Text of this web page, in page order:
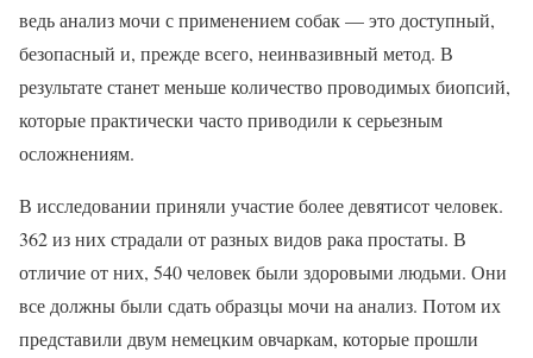
ведь анализ мочи с применением собак — это доступный,
безопасный и, прежде всего, неинвазивный метод. В
результате станет меньше количество проводимых биопсий,
которые практически часто приводили к серьезным
осложнениям.
В исследовании приняли участие более девятисот человек.
362 из них страдали от разных видов рака простаты. В
отличие от них, 540 человек были здоровыми людьми. Они
все должны были сдать образцы мочи на анализ. Потом их
представили двум немецким овчаркам, которые прошли